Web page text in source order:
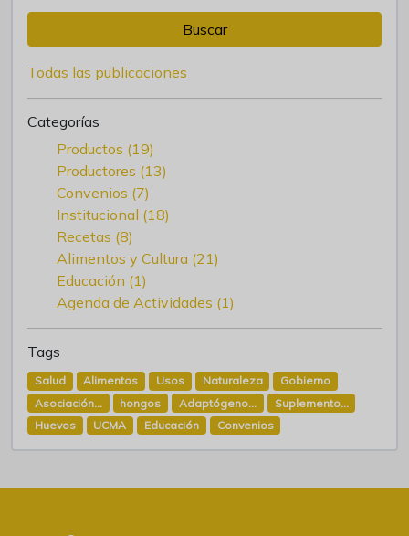
Buscar
Todas las publicaciones
Categorías
Productos (19)
Productores (13)
Convenios (7)
Institucional (18)
Recetas (8)
Alimentos y Cultura (21)
Educación (1)
Agenda de Actividades (1)
Tags
Salud Alimentos Usos Naturaleza
Gobierno
Asociación...
hongos Adaptógeno...
Suplemento...
Huevos
UCMA Educación Convenios